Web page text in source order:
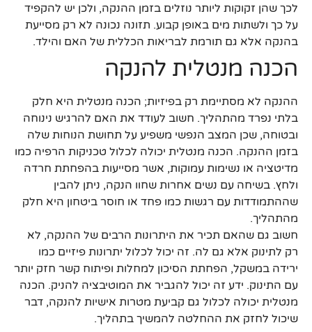
לכך שהן זקוקות ליותר נוזלים בזמן ההנקה, ולכן יש להקפיד
על כך ולשתות מים באופן קבוע. תזונה נכונה לא רק מסייעת
בהנקה אלא גם תורמת לבריאות הכללית של האם והילד.
הכנה מנטלית להנקה
ההנקה לא מסתיימת רק בפיזיות; הכנה מנטלית היא חלק
בלתי נפרד מהתהליך. חשוב לעודד את האם להרגיש נינוחה
ובטוחה, שכן המצב הנפשי משפיע על תחושת הנוחות שלה
בזמן ההנקה. הכנה מנטלית יכולה לכלול טכניקות הרפיה כמו
מדיטציה או נשימות עמוקות, אשר מסייעות בהפחתת חרדה
ולחץ. בשיחה עם נשים אחרות שחוו הנקה, ניתן להבין
שההתמודדות עם רגשות כמו פחד או חוסר ביטחון היא חלק
מהתהליך.
חשוב גם שהאם תכיר את היתרונות הרבים של ההנקה, לא
רק לתינוק אלא גם לה. זה יכול לכלול יתרונות פיזיים כמו
ירידה במשקל, הפחתת הסיכון למחלות ופיתוח קשר חזק יותר
עם התינוק. ידע זה יכול להגביר את המוטיבציה להניק. הכנה
מנטלית יכולה לכלול גם קביעת מטרות אישיות להנקה, דבר
שיכול לחזק את ההחלטה להמשיך בתהליך.